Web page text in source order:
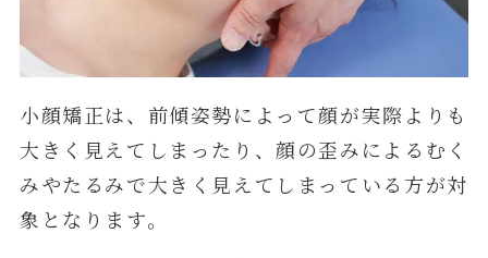
小顔矯正は、前傾姿勢によって顔が実際よりも
大きく見えてしまったり、顔の歪みによるむく
みやたるみで大きく見えてしまっている方が対
象となります。